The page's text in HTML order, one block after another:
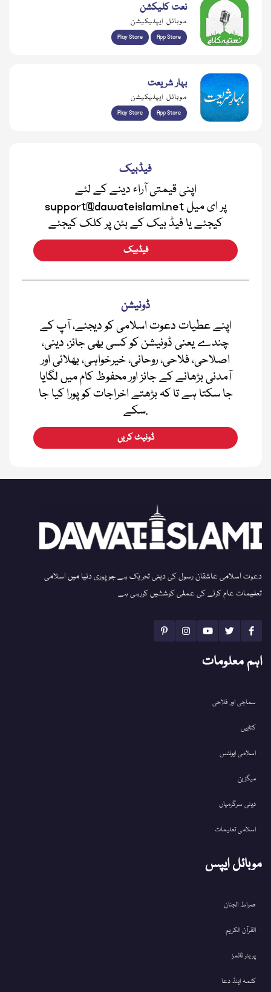
نعت کلیکشن
موبائل ایپلیکیشن
Play Store App Store
بہار شریعت
موبائل ایپلیکیشن
Play Store App Store
فیڈبیک
اپنی قیمتی آراء دینے کے لئے
support@dawateislami.net پر ای میل
کیجئے یا فیڈ بیک کے بٹن پر کلک کیجئے
فیڈبیک
ڈونیشن
اپنے عطیات دعوت اسلامی کو دیجئے، آپ کے
چندے یعنی ڈونیشن کو کسی بھی جائز، دینی،
اصلاحی، فلاحی، روحانی، خیرخواہی، بھلائی اور
آمدنی بڑھانے کے جائز اور محفوظ کام میں لگایا
جا سکتا ہے تا کہ بڑھتے اخراجات کو پورا کیا جا
سکے.
ڈونیٹ کریں
دعوت اسلامی عاشقان رسول کی دینی تحریک ہے جو پوری دنیا میں اسلامی
تعلیمات عام کرنے کی عملی کوششیں کررہی ہے
اہم معلومات
سماجی اور فلاحی
کتابیں
اسلامی ایونٹس
میگزین
دینی سرگرمیاں
اسلامی تعلیمات
موبائل ایپس
صراط الجنان
القرآن الکریم
پریئر ٹائمز
کلمہ اینڈ دعا